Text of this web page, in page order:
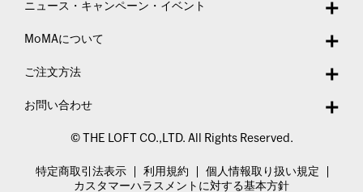
ニュース・キャンペーン・イベント
MoMAについて
ご注文方法
お問い合わせ
© THE LOFT CO.,LTD. All Rights Reserved.
特定商取引法表示 利用規約
個人情報取り扱い規定
カスタマーハラスメントに対する基本方針